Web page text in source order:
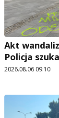
Akt
Policja
2026.08.06 09:10